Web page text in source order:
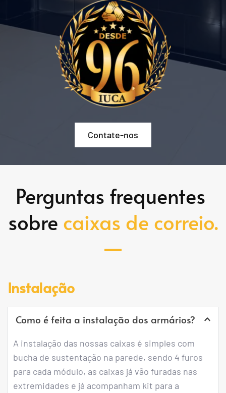
Contate-nos
Perguntas frequentes
sobre caixas de correio.
Instalação
Como é feita a instalação dos armários?
A instalação das nossas caixas é simples com
bucha de sustentação na parede, sendo 4 furos
para cada módulo, as caixas já vão furadas nas
extremidades e já acompanham kit para a